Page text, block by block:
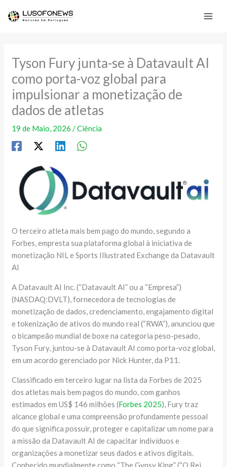
Tyson Fury junta-se à Datavault AI
como porta-voz global para
impulsionar a monetização de
dados de atletas
19 de Maio, 2026/Ciência
O terceiro atleta mais bem pago do mundo, segundo a
Forbes, empresta sua plataforma global à iniciativa de
monetização NIL e Sports Illustrated Exchange da Datavault
AI
A Datavault AI Inc. (“Datavault AI” ou a “Empresa”)
(NASDAQ:DVLT), fornecedora de tecnologias de
monetização de dados, credenciamento, engajamento digital
e tokenização de ativos do mundo real (“RWA”), anunciou que
o bicampeão mundial de boxe na categoria peso-pesado,
Tyson Fury, juntou-se à Datavault AI como porta-voz global,
em um acordo gerenciado por Nick Hunter, da P11.
Classificado em terceiro lugar na lista da Forbes de 2025
dos atletas mais bem pagos do mundo, com ganhos
estimados em US$ 146 milhões (Forbes 2025), Fury traz
alcance global e uma compreensão profundamente pessoal
do que significa possuir, proteger e capitalizar um nome para
a missão da Datavault AI de capacitar indivíduos e
organizações a monetizar seus dados e ativos digitais.
Conhecido mundialmente como “The Gypsy King” (“O Rei